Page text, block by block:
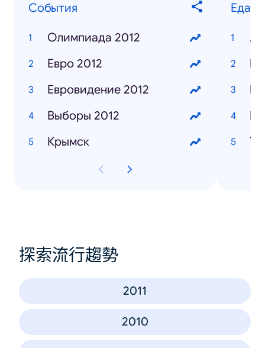
События
Олимпиада 2012
Евро 2012
Евровидение 2012
Выборы 2012
Крымск
Еда
探索流行趨勢
2011
2010